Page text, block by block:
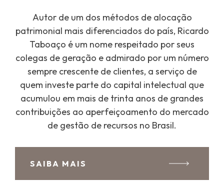
Autor de um dos métodos de alocação
patrimonial mais diferenciados do país, Ricardo
Taboaço é um nome respeitado por seus
colegas de geração e admirado por um número
sempre crescente de clientes, a serviço de
quem investe parte do capital intelectual que
acumulou em mais de trinta anos de grandes
contribuições ao aperfeiçoamento do mercado
de gestão de recursos no Brasil.
SAIBA MAIS